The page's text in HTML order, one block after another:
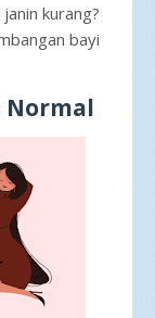
kurang?
bayi
Normal